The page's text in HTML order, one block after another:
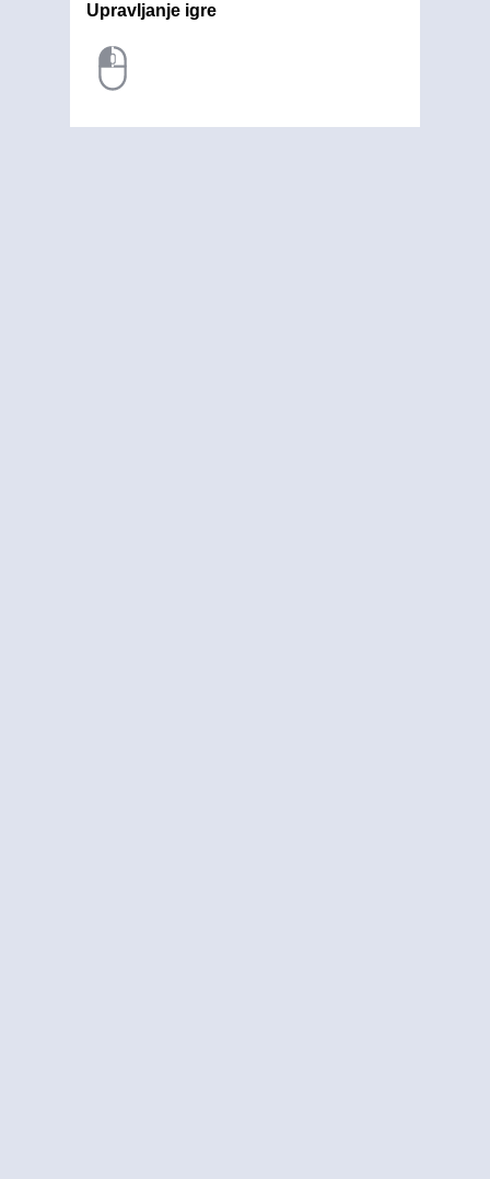
Upravljanje igre